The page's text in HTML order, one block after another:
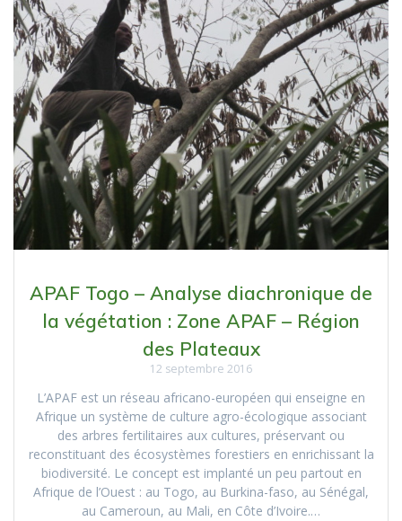
APAF Togo – Analyse diachronique de
la végétation : Zone APAF – Région
des Plateaux
12 septembre 2016
L’APAF est un réseau africano-européen qui enseigne en
Afrique un système de culture agro-écologique associant
des arbres fertilitaires aux cultures, préservant ou
reconstituant des écosystèmes forestiers en enrichissant la
biodiversité. Le concept est implanté un peu partout en
Afrique de l’Ouest : au Togo, au Burkina-faso, au Sénégal,
au Cameroun, au Mali, en Côte d’Ivoire.…